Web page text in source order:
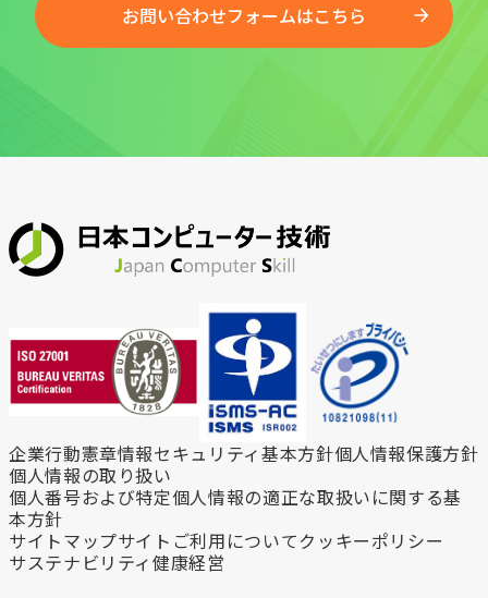
お問い合わせフォームはこちら
企業行動憲章情報セキュリティ基本方針個人情報保護方針
個人情報の取り扱い
個人番号および特定個人情報の適正な取扱いに関する基
本方針
サイトマップサイトご利用についてクッキーポリシー
サステナビリティ健康経営